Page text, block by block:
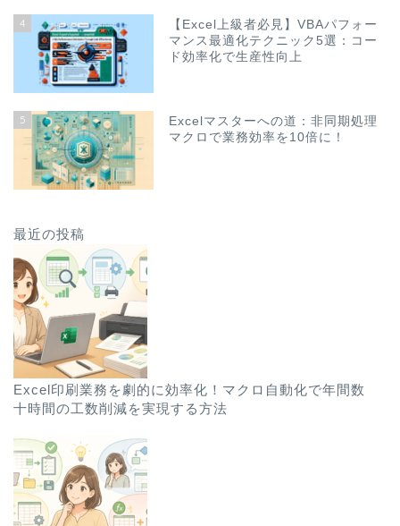
4
【Excel上級者必見】VBAパフォー
マンス最適化テクニック5選：コー
ド効率化で生産性向上
5
Excelマスターへの道：非同期処理
マクロで業務効率を10倍に！
最近の投稿
Excel印刷業務を劇的に効率化！マクロ自動化で年間数
十時間の工数削減を実現する方法